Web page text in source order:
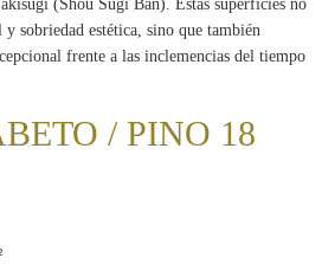
(Shou Sugi Ban). Estas superficies no
sobriedad estética, sino que también
frente a las inclemencias del tiempo
/ PINO 18